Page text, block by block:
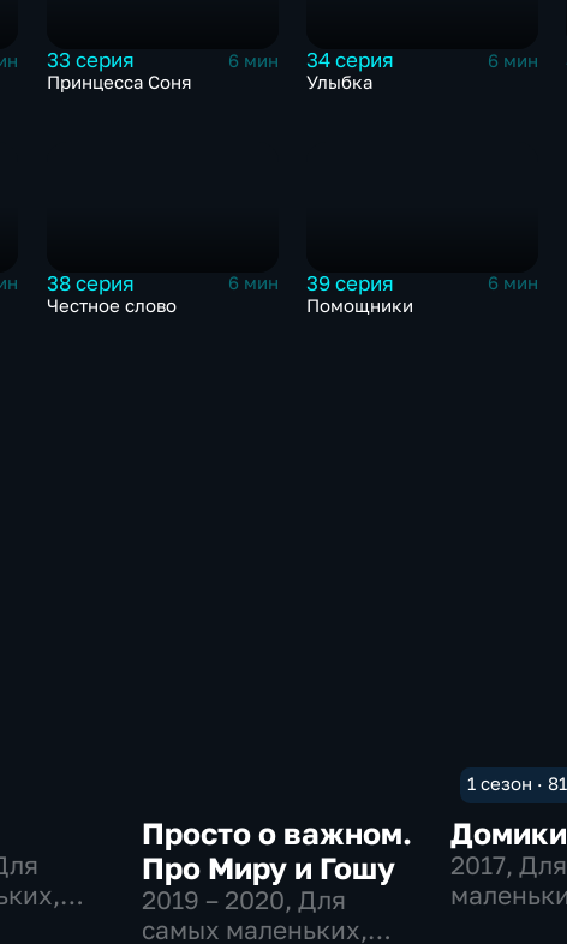
33 серия
6 мин
Принцесса Соня
34 серия
6 мин
Улыбка
38 серия
6 мин
Честное слово
39 серия
6 мин
Помощники
Просто о важном.
Про Миру и Гошу
2019 – 2020, Для
самых маленьких,
1 сезон ·
Домики
2017,